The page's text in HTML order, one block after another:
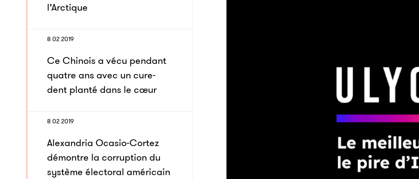
l’Arctique
8 02 2019
Ce Chinois a vécu pendant
quatre ans avec un cure-
dent planté dans le cœur
8 02 2019
Alexandria Ocasio-Cortez
démontre la corruption du
système électoral américain